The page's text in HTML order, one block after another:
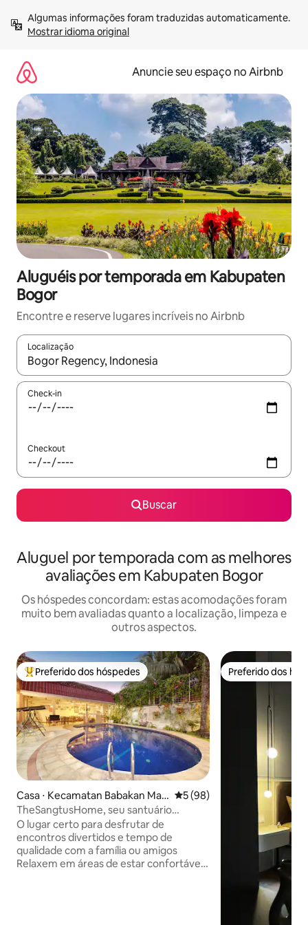
para
Mostrar idioma original
Anuncie seu espaço no Airbnb
Aluguéis por temporada em Kabupaten
Bogor
Encontre e reserve lugares incríveis no Airbnb
Localização
Quando os resultados estiverem disponíveis, explore-os
Check-in
Checkout
Buscar
Aluguel por temporada com as melhores
avaliações em Kabupaten Bogor
Os hóspedes concordam: estas acomodações foram
muito bem avaliadas quanto a localização, limpeza e
outros aspectos.
Entre os melhores preferidos dos hóspedes
Preferido dos hóspedes
Casa ⋅ Kecamatan Babakan Mad
ang
5 de uma avaliação média
5 (98)
TheSangtusHome, seu santuário
c/piscina, gazebo e churrasqueira
O lugar certo para desfrutar de
encontros divertidos e tempo de
qualidade com a família ou amigos
Relaxem em áreas de estar confortáveis
Preferido dos
Preferido dos